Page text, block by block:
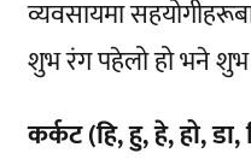
व्यवसायमा
शुभ रंग पहेलो हो भने
कर्कट (हि, हु, हे, हो, डा,